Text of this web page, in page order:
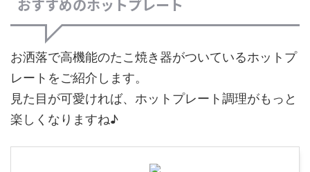
おすすめのホットプレート
お洒落で高機能のたこ焼き器がついているホットプ
レートをご紹介します。
見た目が可愛ければ、ホットプレート調理がもっと
楽しくなりますね♪